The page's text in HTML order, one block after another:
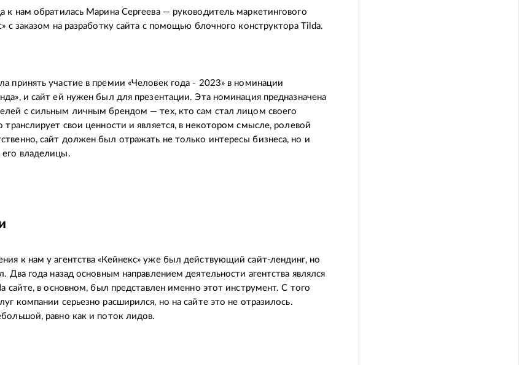
к нам обратилась Марина Сергеева — руководитель маркетингового
с заказом на разработку сайта с помощью блочного конструктора Tilda.
принять участие в премии «Человек года - 2023» в номинации
и сайт ей нужен был для презентации. Эта номинация предназначена
с сильным личным брендом — тех, кто сам стал лицом своего
транслирует свои ценности и является, в некотором смысле, ролевой
сайт должен был отражать не только интересы бизнеса, но и
его владелицы.
к нам у агентства «Кейнекс» уже был действующий сайт-лендинг, но
Два года назад основным направлением деятельности агентства являлся
сайте, в основном, был представлен именно этот инструмент. С того
компании серьезно расширился, но на сайте это не отразилось.
равно как и поток лидов.